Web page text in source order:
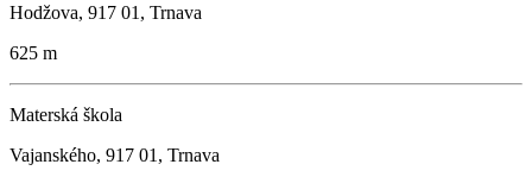
Hodžova, 917 01, Trnava
625 m
Materská škola
Vajanského, 917 01, Trnava